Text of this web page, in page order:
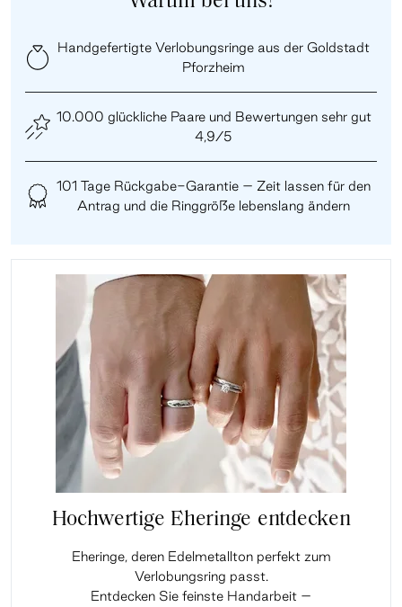
Handgefertigte Verlobungsringe aus der Goldstadt
Pforzheim
10.000 glückliche Paare und Bewertungen sehr gut
4,9/5
101 Tage Rückgabe-Garantie – Zeit lassen für den
Antrag und die Ringgröße lebenslang ändern
Hochwertige Eheringe entdecken
Eheringe, deren Edelmetallton perfekt zum
Verlobungsring passt.
Entdecken Sie feinste Handarbeit –